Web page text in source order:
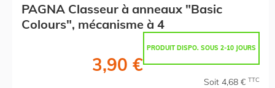
PAGNA Classeur à anneaux "Basic
Colours", mécanisme à 4
PRODUIT DISPO. SOUS 2-10 JOURS
3,90 €
Soit 4,68 € TTC